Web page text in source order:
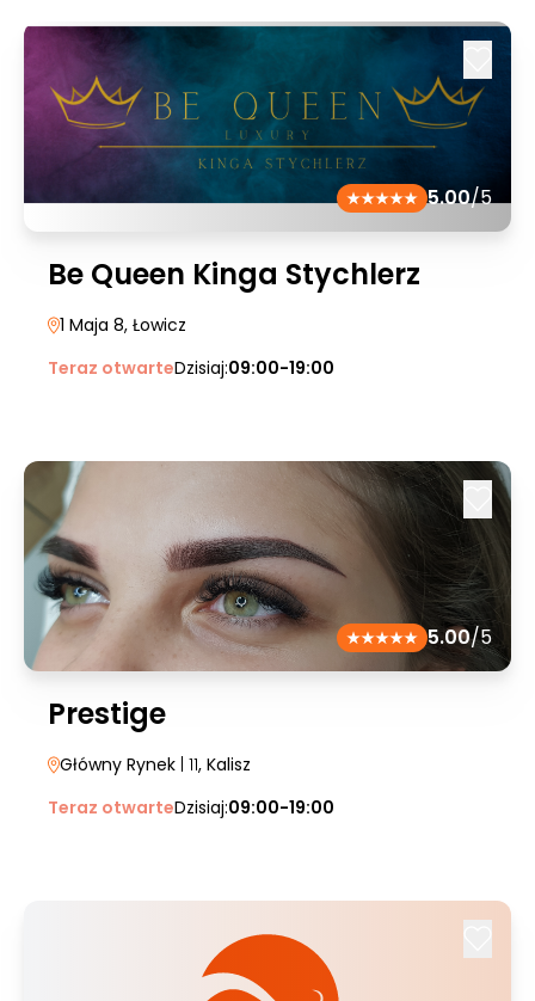
5.00/5
Be Queen Kinga Stychlerz
1 Maja 8, Łowicz
Teraz otwarteDzisiaj:09:00-19:00
5.00/5
Prestige
Główny Rynek | 11, Kalisz
Teraz otwarteDzisiaj:09:00-19:00